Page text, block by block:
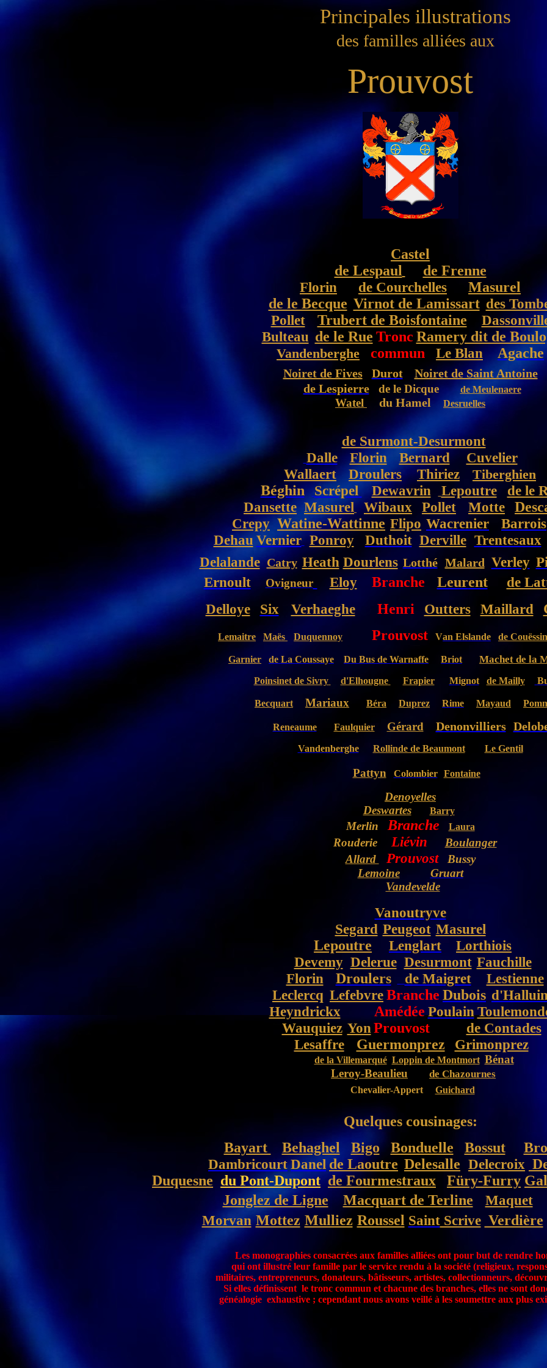
Principales illustrations
des familles alliées aux
Prouvost
Castel
de Lespaul
de Frenne
Florin
de Courchelles
Masurel
de le Becque Virnot de Lamissart des
Pollet
Trubert de Boisfontaine
Bulteau de le Rue Tronc Ramery dit de
Vandenberghe commun Le Blan Agache
Noiret de Fives Durot
Noiret de Saint Antoine
de Lespierre
de le Dicque de Meulenaere
Watel du Hamel Desruelles
de Surmont-Desurmont
Dalle
Florin Bernard
Cuvelier
Wallaert
Droulers Thiriez Tiberghien
Béghin Scrépel Dewavrin Lepoutre
de le
Dansette Masurel Wibaux Pollet Motte
Crepy Watine-Wattinne Flipo Wacrenier
Barrois
Dehau Vernier Ponroy Duthoit Derville Trentesaux
Delalande Catry Heath Dourlens Lotthé Malard Verley
Ernoult
Ovigneur Eloy Branche Leurent
de
Delloye
Six Verhaeghe Henri Outters Maillard
Lemaitre Maës Duquennoy Prouvost Van Elslande de Couëssin
Garnier de La Coussaye Du Bus de Warnaffe Briot Machet de la
Poinsinet de Sivry d'Elhougne Frapier Mignot de Mailly
Becquart Mariaux Béra Duprez Rime Mayaud
Reneaume Faulquier Gérard Denonvilliers
Vandenberghe Rollinde de Beaumont Le Gentil
Pattyn Colombier Fontaine
Denoyelles
Deswartes
Barry
Merlin Branche Laura
Rouderie Liévin
Boulanger
Allard
ProuvostBussy
Lemoine
Gruart
Vandevelde
Vanoutryve
Segard Peugeot Masurel
Lepoutre
Lenglart
Lorthiois
Devemy Delerue Desurmont Fauchille
Florin
Droulers de Maigret
Lestienne
Leclercq LefebvreBranche Dubois
Heyndrickx
AmédéePoulain
Wauquiez YonProuvost
de Contades
Lesaffre
Guermonprez Grimonprez
de la Villemarqué Loppin de Montmort Bénat
Leroy-Beaulieu
de Chazournes
Chevalier-Appert Guichard
Quelques cousinages:
Bayart
Behaghel Bigo Bonduelle Bossut
DambricourtDanel de Laoutre Delesalle Delecroix
Duquesne du Pont-Dupont de Fourmestraux Füry-Furry
Jonglez de Ligne
Macquart de Terline
Maquet
Morvan Mottez Mulliez Roussel SaintScrive Verdière
Les monographies consacrées aux familles alliées ont pour but de rendre
qui ont illustré leur famille par le service rendu à la société (religieux,
militaires, entrepreneurs, donateurs, bâtisseurs, artistes, collectionneurs,
Si elles définissent le tronc commun et chacune des branches, elles ne sont
généalogie exhaustive ; cependant nous avons veillé à les soumettre aux plus